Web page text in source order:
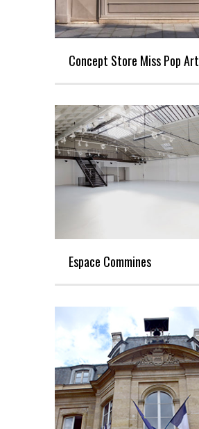
Concept Store Miss Pop Art
Espace Commines